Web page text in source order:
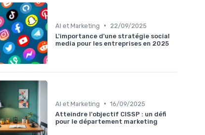
AI et Marketing •
22/09/2025
L'importance d'une stratégie social
media pour les entreprises en 2025
AI et Marketing • 16/09/2025
Atteindre l'objectif CISSP : un défi
pour le département marketing